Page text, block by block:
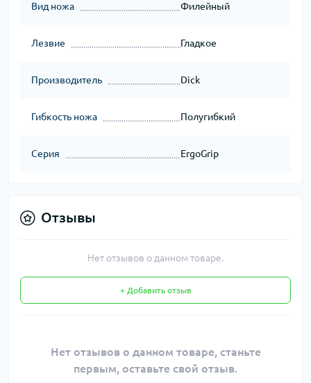
Вид ножа Филейный
Лезвие Гладкое
Производитель Dick
Гибкость ножа Полугибкий
Серия ErgoGrip
Отзывы
Нет отзывов о данном товаре.
+ Добавить отзыв
Нет отзывов о данном товаре, станьте
первым, оставьте свой отзыв.